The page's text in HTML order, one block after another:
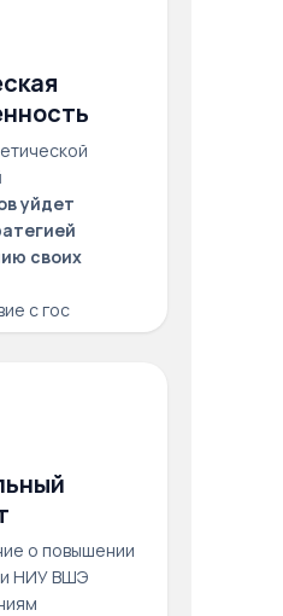
уйдет
своих
с гос
о повышении
НИУ ВШЭ